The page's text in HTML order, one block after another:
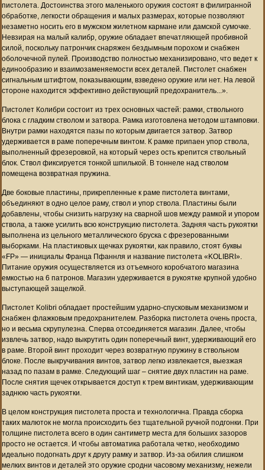
пистолета. Достоинства этого маленького оружия состоят в филигранной
обработке, легкости обращения и малых размерах, которые позволяют
незаметно носить его в мужском жилетном кармане или дамской сумочке.
Невзирая на малый калибр, оружие обладает впечатляющей пробивной
силой, поскольку патрончик снаряжен бездымным порохом и снабжен
оболочечной пулей. Производство полностью механизировано, что ведет к
единообразию и взаимозаменяемости всех деталей. Пистолет снабжен
сигнальным штифтом, показывающим, взведено оружие или нет. На левой
стороне находится эффективно действующий предохранитель...».
Пистолет Колибри состоит из трех основных частей: рамки, ствольного
блока с гладким стволом и затвора. Рамка изготовлена методом штамповки.
Внутри рамки находятся пазы по которым двигается затвор. Затвор
удерживается в раме поперечным винтом. К рамке припаен упор ствола,
выполненный фрезеровкой, на который через ость крепится ствольный
блок. Ствол фиксируется тонкой шпилькой. В тоннеле над стволом
помещена возвратная пружина.
Две боковые пластины, прикрепленные к раме пистолета винтами,
объединяют в одно целое раму, ствол и упор ствола. Пластины были
добавлены, чтобы снизить нагрузку на сварной шов между рамкой и упором
ствола, а также усилить всю конструкцию пистолета. Задняя часть рукоятки
выполнена из цельного металлического бруска с фрезерованными
выборками. На пластиковых щечках рукоятки, как правило, стоят буквы
«FP» — инициалы Франца Пфаннля и название пистолета «KOLIBRI».
Питание оружия осуществляется из отъемного коробчатого магазина
емкостью на 6 патронов. Магазин удерживается в рукоятке крупной удобно
выступающей защелкой.
Пистолет Kolibri обладает простейшим ударно-спусковым механизмом и
снабжен флажковым предохранителем. Разборка пистолета очень проста,
но и весьма скрупулезна. Сперва отсоединяется магазин. Далее, чтобы
извлечь затвор, надо выкрутить один поперечный винт, удерживающий его
в раме. Второй винт проходит через возвратную пружину в ствольном
блоке. После выкручивания винтов, затвор легко извлекается, выезжая
назад по пазам в рамке. Следующий шаг – снятие двух пластин на раме.
После снятия щечек открывается доступ к трем винтикам, удерживающим
заднюю часть рукоятки.
В целом конструкция пистолета проста и технологична. Правда сборка
таких малюток не могла происходить без тщательной ручной подгонки. При
толщине пистолета всего в один сантиметр места для больших зазоров
просто не остается. И чтобы автоматика работала четко, необходимо
идеально подогнать друг к другу рамку и затвор. Из-за обилия слишком
мелких винтов и деталей это оружие сродни часовому механизму, нежели